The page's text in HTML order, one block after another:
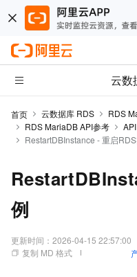
云数
首页 云数据库 RDS RDS
RDS MariaDB API参考
RestartDBInstance - 重启
例
更新时间： 2026-04-15 22:57:00
复制 MD 格式